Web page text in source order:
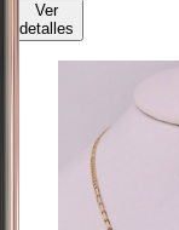
Ver
detalles